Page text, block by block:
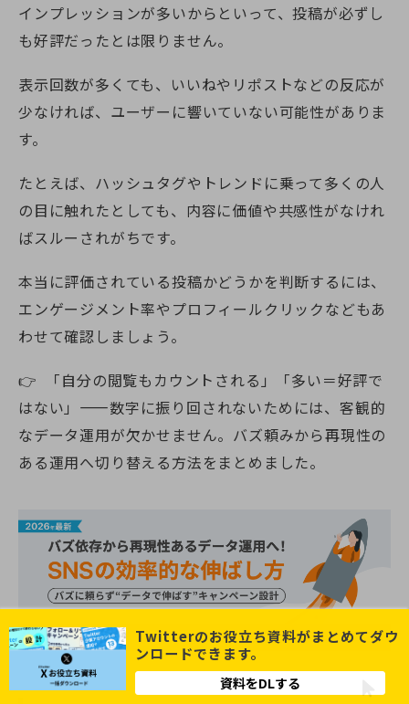
インプレッションが多いからといって、投稿が必ずし
も好評だったとは限りません。
表示回数が多くても、いいねやリポストなどの反応が
少なければ、ユーザーに響いていない可能性がありま
す。
たとえば、ハッシュタグやトレンドに乗って多くの人
の目に触れたとしても、内容に価値や共感性がなけれ
ばスルーされがちです。
本当に評価されている投稿かどうかを判断するには、
エンゲージメント率やプロフィールクリックなどもあ
わせて確認しましょう。
👉 「自分の閲覧もカウントされる」「多い＝好評で
はない」——数字に振り回されないためには、客観的
なデータ運用が欠かせません。バズ頼みから再現性の
ある運用へ切り替える方法をまとめました。
Twitterのお役立ち資料がまとめてダウ
ンロードできます。
資料をDLする